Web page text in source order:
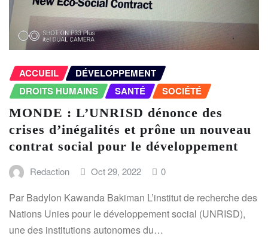
ACCUEIL
DÉVELOPPEMENT
DROITS HUMAINS
SANTÉ SOCIÉTÉ
MONDE : L’UNRISD dénonce des
crises d’inégalités et prône un nouveau
contrat social pour le développement
Redaction Oct 29, 2022 0
Par Badylon Kawanda Bakiman L’institut de recherche des
Nations Unies pour le développement social (UNRISD),
une des institutions autonomes du…